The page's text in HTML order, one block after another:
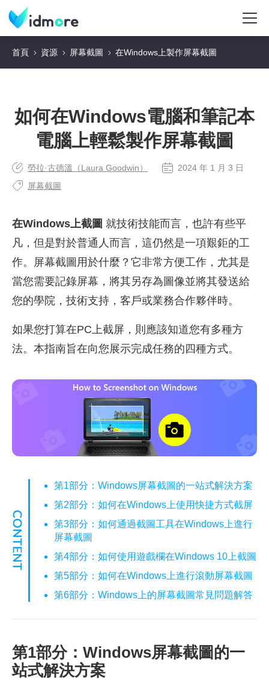
首頁 資源 屏幕截圖 在Windows上製作屏幕截圖
如何在Windows電腦和筆記本
電腦上輕鬆製作屏幕截圖
勞拉·古德溫（Laura Goodwin）
2024 年 1 月 3 日
屏幕截圖
在Windows上截圖 就技術技能而言，也許有些平
凡，但是對於普通人而言，這仍然是一項艱鉅的工
作。屏幕截圖用於什麼？它非常方便工作，尤其是
當您需要記錄屏幕，將其另存為圖像並將其發送給
您的學院，技術支持，客戶或業務合作夥伴時。
如果您打算在PC上截屏，則應該知道您有多種方
法。本指南旨在向您展示完成任務的四種方式。
第1部分：Windows屏幕截圖的一站式解決方案
第2部分：如何在Windows上使用快捷方式截屏
第3部分：如何通過截圖工具在Windows上進行
屏幕截圖
第4部分：如何使用遊戲欄在Windows 10上截圖
第5部分：如何在Windows上進行滾動屏幕截圖
第6部分：Windows上的屏幕截圖常見問題解答
第1部分：Windows屏幕截圖的一
站式解決方案